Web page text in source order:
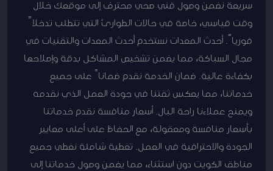
سريعة نضمن وصول فني صحي محترف إلى موقعك خلال
وقت قياسي، خاصة في حالات الطوارئ التي تتطلب تدخلاً
فورياً. أحدث المعدات نستخدم أحدث المعدات والتقنيات في
مجال السباكة، مما يضمن تشخيص المشاكل بدقة وإصلاحها
بكفاءة عالية. ضمان الخدمة نقدم ضماناً على جميع
خدماتنا، مما يعكس ثقتنا في جودة العمل الذي نقدمه
ويمنح عملاءنا راحة البال. أسعار منافسة نقدم خدماتنا
بأسعار منافسة ومعقولة، مع الحفاظ على أعلى معايير
الجودة والاحترافية في العمل. تغطية شاملة نغطي جميع
مناطق الكويت دون استثناء، مما يضمن وصول خدماتنا إلى